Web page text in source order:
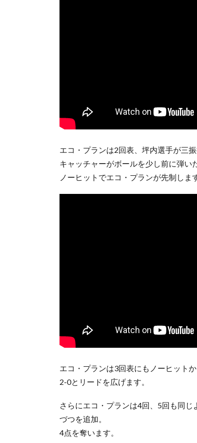
エコ・プランは2回表、坪内選手が三
キャッチャーがボールを少し前に弾い
ノーヒットでエコ・プランが先制しま
エコ・プランは3回表にもノーヒット
2-0とリードを広げます。
さらにエコ・プランは4回、5回も同
づつを追加。
4点を奪います。